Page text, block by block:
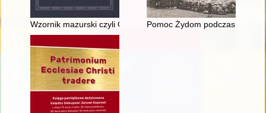
Wzornik mazurski czyli O budowaniu według nieba i zwyczaju
Pomoc Żydom podczas II